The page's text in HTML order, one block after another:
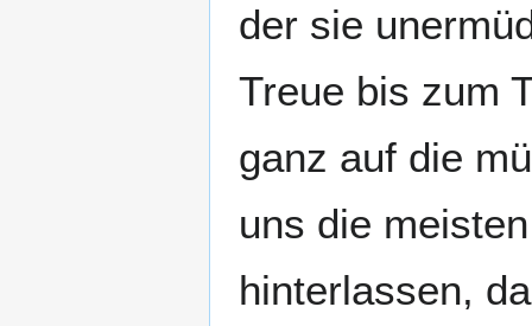
der sie
Treue bis zum
ganz auf die
uns die
hinterlassen,